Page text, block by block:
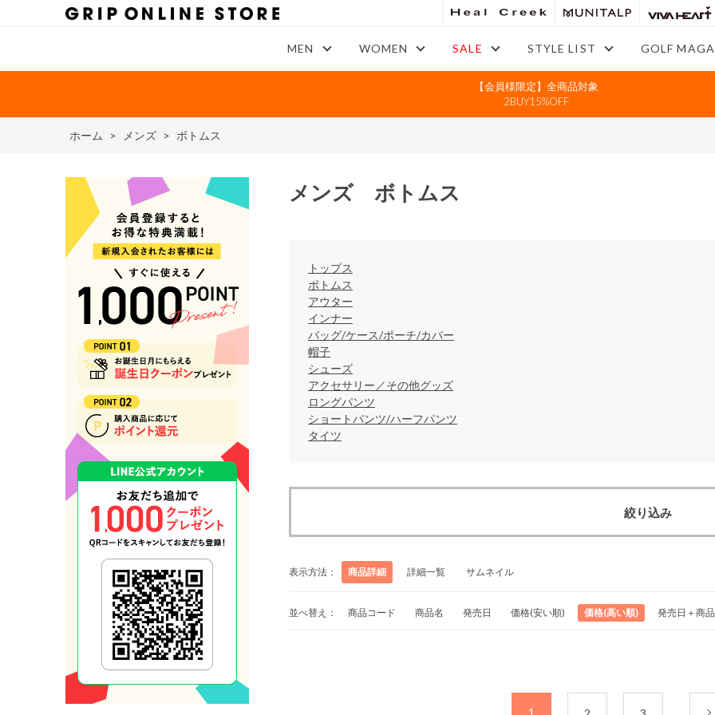
MEN WOMEN SALE STYLE LIST GOLF
【会員様限定】全商品対象
2BUY15%OFF
ホーム > メンズ > ボトムス
メンズ ボトムス
トップス
ボトムス
アウター
インナー
バッグ/ケース/ポーチ/カバー
帽子
シューズ
アクセサリー／その他グッズ
ロングパンツ
ショートパンツ/ハーフパンツ
タイツ
絞り込み
表示方法： 商品詳細 詳細一覧 サムネイル
並べ替え： 商品コード 商品名 発売日 価格(安い順) 価格(高い順) 発売日＋商
1